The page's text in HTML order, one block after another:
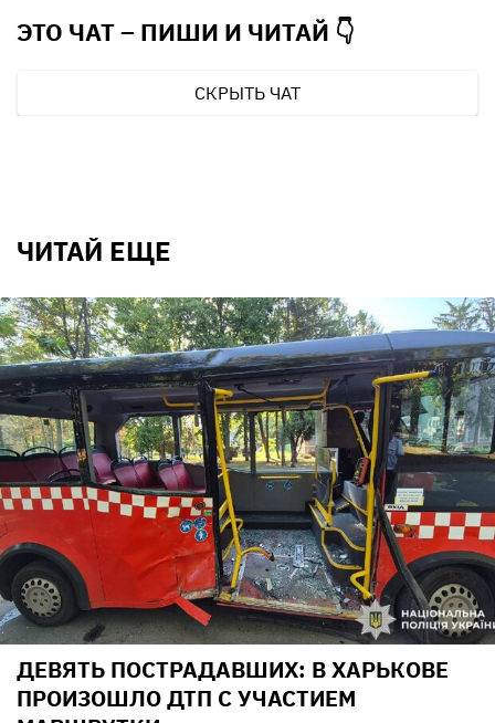
ЭТО ЧАТ – ПИШИ И ЧИТАЙ 👇
СКРЫТЬ ЧАТ
ЧИТАЙ ЕЩЕ
ДЕВЯТЬ ПОСТРАДАВШИХ: В ХАРЬКОВЕ
ПРОИЗОШЛО ДТП С УЧАСТИЕМ